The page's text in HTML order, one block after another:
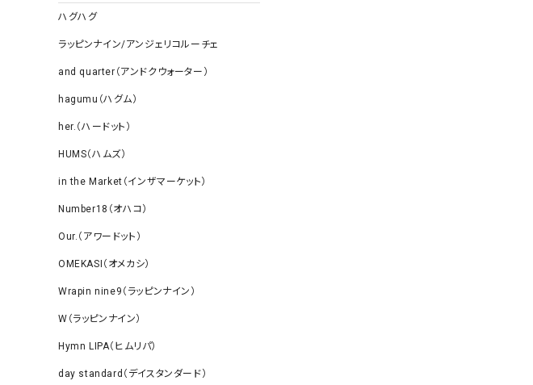
ハグハグ
ラッピンナイン/アンジェリコルーチェ
and quarter（アンドクウォーター）
hagumu（ハグム）
her.（ハードット）
HUMS（ハムズ）
in the Market（インザマーケット）
Number18（オハコ）
Our.（アワードット）
OMEKASI（オメカシ）
Wrapin nine9（ラッピンナイン）
W（ラッピンナイン）
Hymn LIPA（ヒムリパ）
day standard（デイスタンダード）